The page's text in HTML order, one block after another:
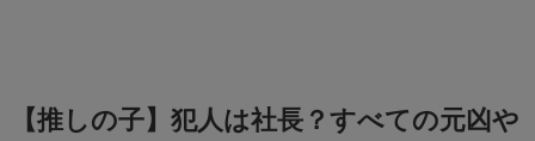
【推しの子】犯人は社長？すべての元凶や